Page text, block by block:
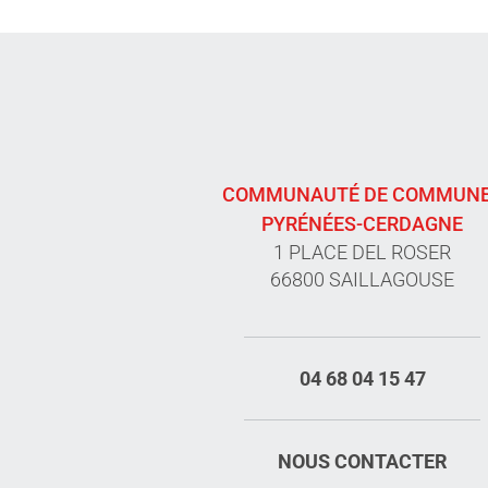
COMMUNAUTÉ DE
PYRÉNÉES-CERDAGNE
1 PLACE DEL ROSER
66800 SAILLAGOUSE
04 68 04 15 47
NOUS CONTACTER